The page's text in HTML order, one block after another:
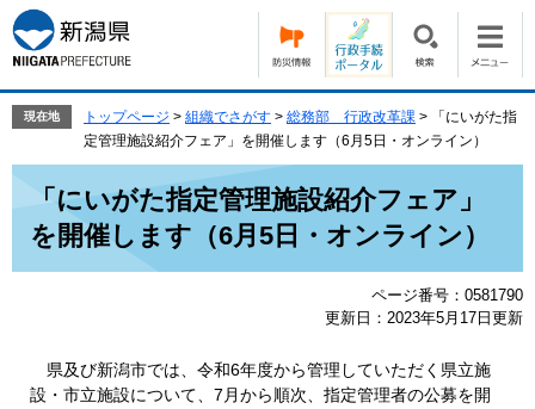
ー
ジ
の
で
ニ
ュ
ー
ば
現在地 トップページ > 組織でさがす > 総務部 行政改革課 >
「にいがた指
定管理施設紹介フェア」を開催します（6月5日・オンライン）
「にいがた指定管理施設紹介フェア」
を開催します（6月5日・オンライン）
ページ番号：0581790
更新日：2023年5月17日更新
県及び新潟市では、令和6年度から管理していただく県立施
設・市立施設について、7月から順次、指定管理者の公募を開